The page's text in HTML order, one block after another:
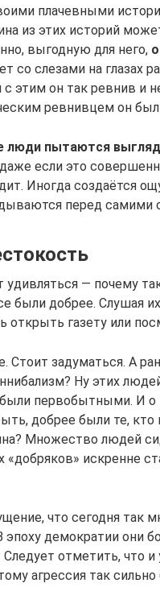
плачевными
из этих историй
выгодную для него,
со слезами на глазах
этим он так ревнив и
ревнивцем он был
люди пытаются
если это
Иногда создаётся
перед самими
— почему
были добрее. Слушая
открыть газету или
задуматься. А
Ну этих
были первобытными. И
добрее были те,
Множество людей
«добряков» искренне
что сегодня так
демократии они
отметить, что и
агрессия так сильно